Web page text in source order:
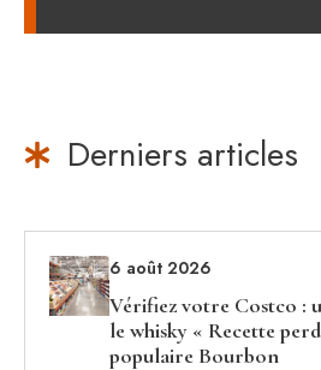
Derniers articles
6 août 2026
Vérifiez votre Costco :
le whisky « Recette
populaire Bourbon